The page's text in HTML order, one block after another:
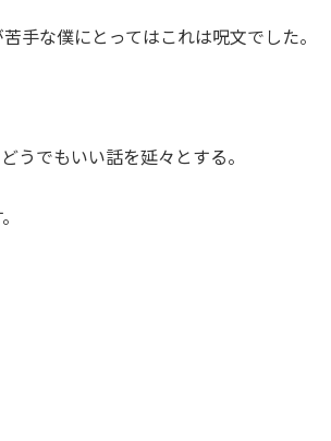
手な僕にとってはこれは呪文でした。
うでもいい話を延々とする。